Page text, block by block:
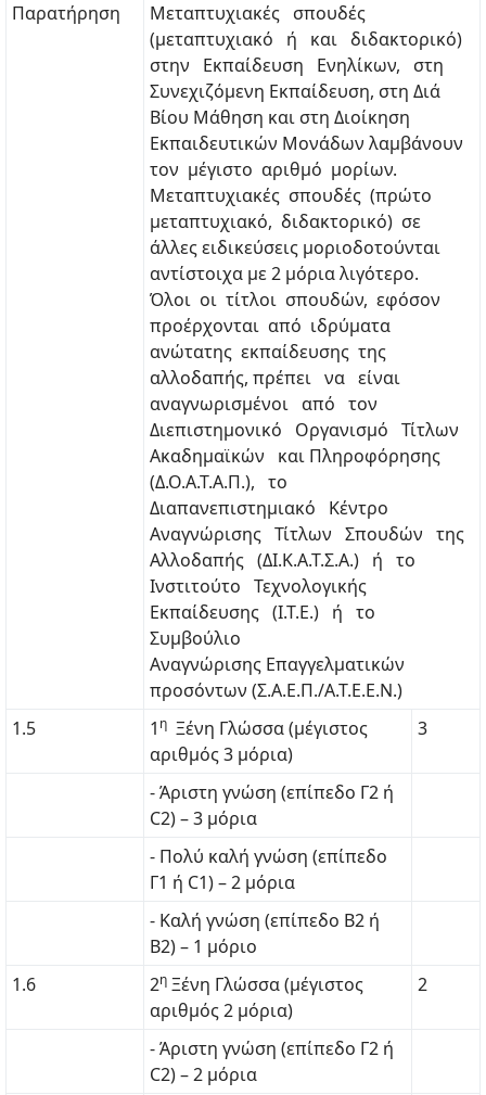
Παρατήρηση
Μεταπτυχιακές σπουδές
(μεταπτυχιακό ή και διδακτορικό)
στην Εκπαίδευση Ενηλίκων, στη
Συνεχιζόμενη Εκπαίδευση, στη Διά
Βίου Μάθηση και στη Διοίκηση
Εκπαιδευτικών Μονάδων λαμβάνουν
τον μέγιστο αριθμό μορίων.
Μεταπτυχιακές σπουδές (πρώτο
μεταπτυχιακό, διδακτορικό) σε
άλλες ειδικεύσεις μοριοδοτούνται
αντίστοιχα με 2 μόρια λιγότερο.
Όλοι οι τίτλοι σπουδών, εφόσον
προέρχονται από ιδρύματα
ανώτατης εκπαίδευσης της
αλλοδαπής, πρέπει να είναι
αναγνωρισμένοι από τον
Διεπιστημονικό Οργανισμό Τίτλων
Ακαδημαϊκών και Πληροφόρησης
(Δ.Ο.Α.Τ.Α.Π.), το
Διαπανεπιστημιακό Κέντρο
Αναγνώρισης Τίτλων Σπουδών της
Αλλοδαπής (ΔΙ.Κ.Α.Τ.Σ.Α.) ή το
Ινστιτούτο Τεχνολογικής
Εκπαίδευσης (Ι.Τ.Ε.) ή το
Συμβούλιο
Αναγνώρισης Επαγγελματικών
προσόντων (Σ.Α.Ε.Π./Α.Τ.Ε.Ε.Ν.)
1.5
1 η Ξένη Γλώσσα (μέγιστος
αριθμός 3 μόρια)
3
- Άριστη γνώση (επίπεδο Γ2 ή
C2) – 3 μόρια
- Πολύ καλή γνώση (επίπεδο
Γ1 ή C1) – 2 μόρια
- Καλή γνώση (επίπεδο Β2 ή
Β2) – 1 μόριο
1.6
2η Ξένη Γλώσσα (μέγιστος
αριθμός 2 μόρια)
2
- Άριστη γνώση (επίπεδο Γ2 ή
C2) – 2 μόρια